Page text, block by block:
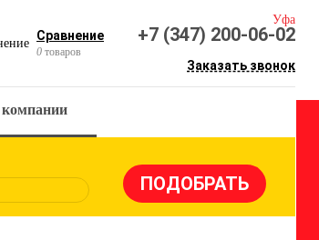
Сравнение
0 товаров
Уфа
+7 (347) 200-06-02
Заказать звонок